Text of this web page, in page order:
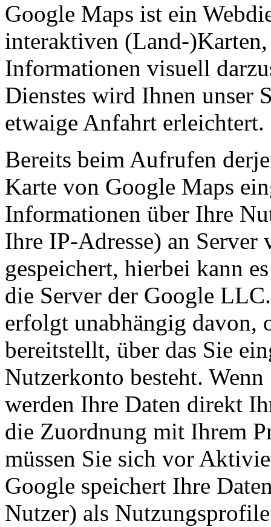
Google Maps ist ein
interaktiven (Land-
Informationen visuell
Dienstes wird Ihnen unser
etwaige Anfahrt erleichtert.
Bereits beim Aufrufen
Karte von Google Maps
Informationen über Ihre
Ihre IP-Adresse) an
gespeichert, hierbei kann
die Server der Google
erfolgt unabhängig davon,
bereitstellt, über das Sie
Nutzerkonto besteht.
werden Ihre Daten direkt
die Zuordnung mit Ihrem
müssen Sie sich vor
Google speichert Ihre
Nutzer) als